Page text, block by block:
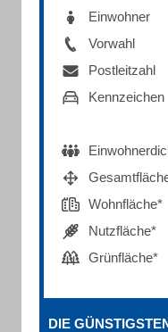
Einwohner
Vorwahl
Postleitzahl
Kennzeichen
Wohnfläche*
Nutzfläche*
Grünfläche*
DIE